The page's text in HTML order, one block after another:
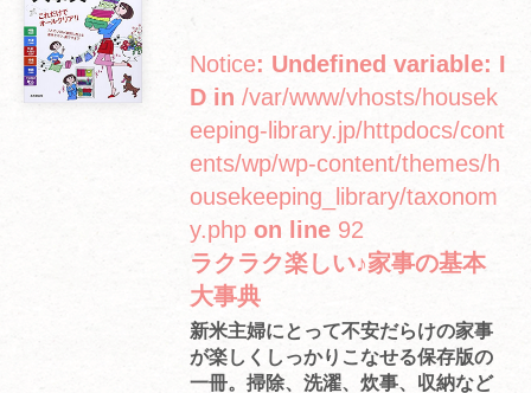
Notice: Undefined variable: I
D in /var/www/vhosts/housek
eeping-library.jp/httpdocs/cont
ents/wp/wp-content/themes/h
ousekeeping_library/taxonom
y.php on line 92
ラクラク楽しい♪家事の基本
大事典
新米主婦にとって不安だらけの家事
が楽しくしっかりこなせる保存版の
一冊。掃除、洗濯、炊事、収納など